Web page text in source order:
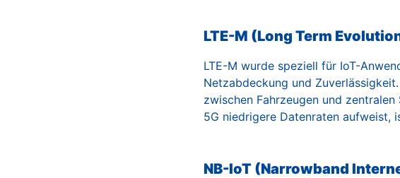
LTE-M (Long Term
LTE-M wurde speziell für IoT-
Netzabdeckung und
zwischen Fahrzeugen und
5G niedrigere Datenraten aufweist,
NB-IoT (Narrowband